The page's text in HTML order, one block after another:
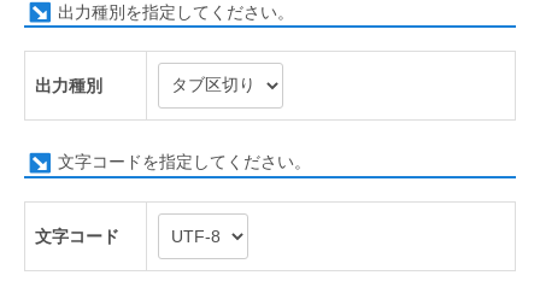
出力種別を指定してください。
出力種別
文字コードを指定してください。
文字コード